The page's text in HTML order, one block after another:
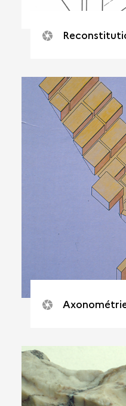
Axonométrie